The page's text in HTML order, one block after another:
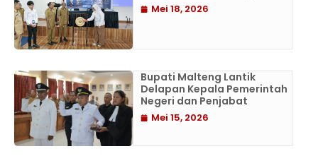
Mei 18, 2026
Bupati Malteng Lantik
Delapan Kepala Pemerintah
Negeri dan Penjabat
Mei 15, 2026